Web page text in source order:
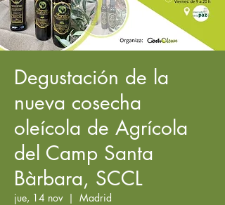
Degustación de la
nueva cosecha
oleícola de Agrícola
del Camp Santa
Bàrbara, SCCL
jue, 14 nov
  |
Madrid